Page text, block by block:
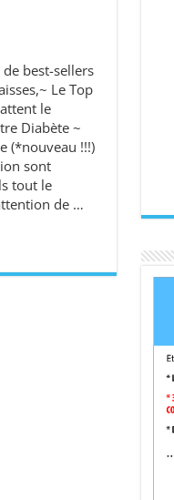
best-sellers
Le Top
le
Diabète ~
(*nouveau !!!)
sont
tout le
de …